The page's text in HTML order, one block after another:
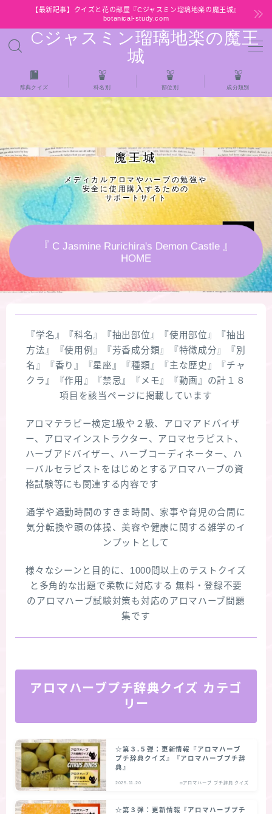
【最新記事】クイズと花の部屋『Cジャスミン瑠璃地楽の魔王城』
botanical-study.com
Cジャスミン瑠璃地楽の魔王
城
MENU
HOME
【最新】クイズと花の部屋
★全種/アロマハーブスパイス基材 プチ辞典ク
イズ＆プチ辞典
★アロマ検定＋αクイズ
★アロマハーブ傾向チェック
秘密部屋
お知らせ
Cジャスミン瑠璃地楽の主な活動先リンク集
プロフィール
アロマハーブアンケート
★スペシャルアロマハーブ４択クイズ (kindle出
FAQ
辞典クイズ 科名別 部位別 成分類別
魔王城
メディカルアロマやハーブの勉強や
安全に使用購入するための
サポートサイト
『 C Jasmine Rurichira's Demon Castle 』
HOME
『学名』『科名』『抽出部位』『使用部位』『抽出
方法』『使用例』『芳香成分類』『特徴成分』『別
名』『香り』『星座』『種類』『主な歴史』『チャ
クラ』『作用』『禁忌』『メモ』『動画』の計１８
項目を該当ページに掲載しています
アロマテラピー検定1級や２級、アロマアドバイザ
ー、アロマインストラクター、アロマセラピスト、
ハーブアドバイザー、ハーブコーディネーター、ハ
ーバルセラピストをはじめとするアロマハーブの資
格試験等にも関連する内容です
通学や通勤時間のすきま時間、家事や育児の合間に
気分転換や頭の体操、美容や健康に関する雑学のイ
ンプットとして
様々なシーンと目的に、1000問以上のテストクイズ
と多角的な出題で柔軟に対応する 無料・登録不要
のアロマハーブ試験対策も対応のアロマハーブ問題
集です
アロマハーブプチ辞典クイズ カテゴ
リー
☆第３.５弾：更新情報『アロマハーブ
プチ辞典クイズ』『アロマハーブプチ辞
典』
2025.11.20 □アロマハーブ プチ辞典 クイズ
☆第３弾：更新情報『アロマハーブプチ